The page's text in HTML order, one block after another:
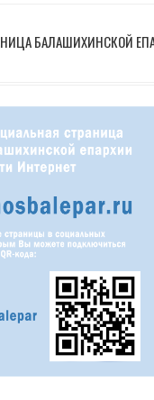
БАЛАШИХИНСКОЙ